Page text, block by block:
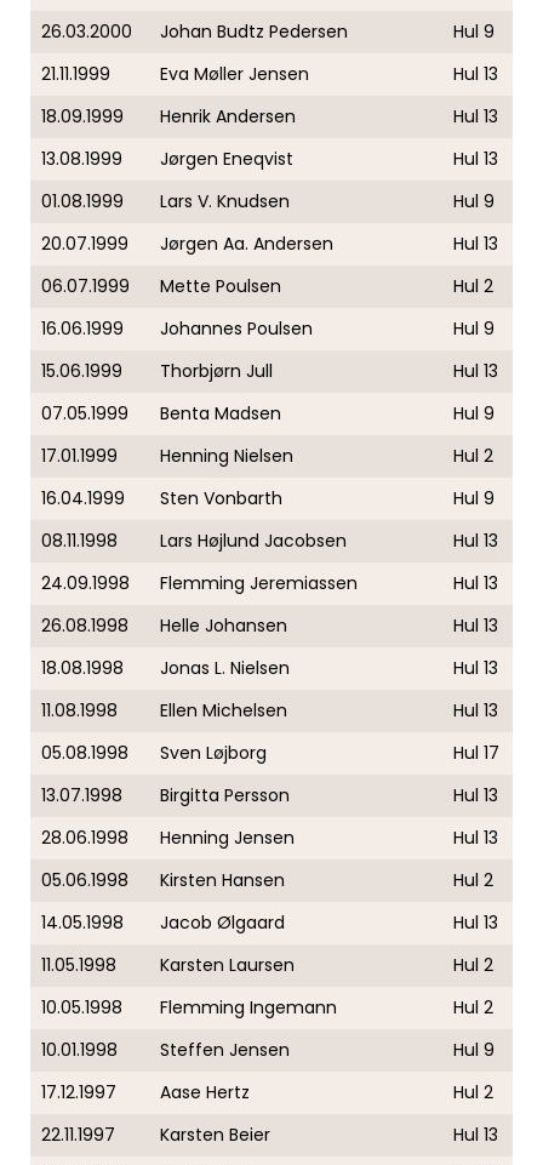
26.03.2000
Johan Budtz Pedersen
Hul 9
21.11.1999
Eva Møller Jensen
Hul 13
18.09.1999
Henrik Andersen
Hul 13
13.08.1999
Jørgen Eneqvist
Hul 13
01.08.1999
Lars V. Knudsen
Hul 9
20.07.1999
Jørgen Aa. Andersen
Hul 13
06.07.1999
Mette Poulsen
Hul 2
16.06.1999
Johannes Poulsen
Hul 9
15.06.1999
Thorbjørn Jull
Hul 13
07.05.1999
Benta Madsen
Hul 9
17.01.1999
Henning Nielsen
Hul 2
16.04.1999
Sten Vonbarth
Hul 9
08.11.1998
Lars Højlund Jacobsen
Hul 13
24.09.1998
Flemming Jeremiassen
Hul 13
26.08.1998
Helle Johansen
Hul 13
18.08.1998
Jonas L. Nielsen
Hul 13
11.08.1998
Ellen Michelsen
Hul 13
05.08.1998
Sven Løjborg
Hul 17
13.07.1998
Birgitta Persson
Hul 13
28.06.1998
Henning Jensen
Hul 13
05.06.1998
Kirsten Hansen
Hul 2
14.05.1998
Jacob Ølgaard
Hul 13
11.05.1998
Karsten Laursen
Hul 2
10.05.1998
Flemming Ingemann
Hul 2
10.01.1998
Steffen Jensen
Hul 9
17.12.1997
Aase Hertz
Hul 2
22.11.1997
Karsten Beier
Hul 13